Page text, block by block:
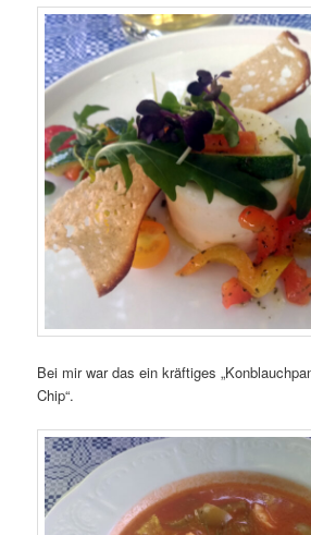
Bei mir war das ein kräftiges
Chip“.